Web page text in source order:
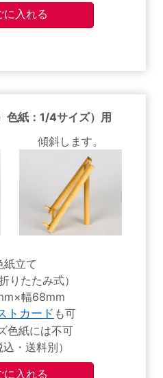
色紙：1/4サイズ）用
傾斜します。
紙立て
りたたみ式）
幅68mm
トカード も可
色紙には不可
・送料別）